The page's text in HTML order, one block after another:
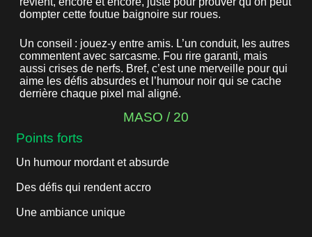
dompter cette foutue baignoire sur roues.
Un conseil : jouez-y entre amis. L’un conduit, les autres
commentent avec sarcasme. Fou rire garanti, mais
aussi crises de nerfs. Bref, c’est une merveille pour qui
aime les défis absurdes et l’humour noir qui se cache
derrière chaque pixel mal aligné.
MASO / 20
Points forts
Un humour mordant et absurde
Des défis qui rendent accro
Une ambiance unique